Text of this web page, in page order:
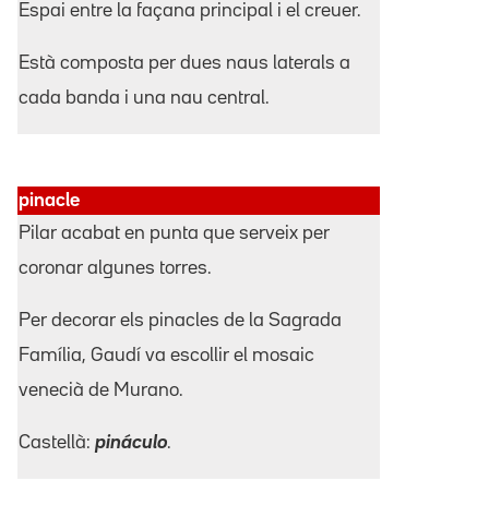
Espai entre la façana principal i el creuer.
Està composta per dues naus laterals a
cada banda i una nau central.
pinacle
Pilar acabat en punta que serveix per
coronar algunes torres.
Per decorar els pinacles de la Sagrada
Família, Gaudí va escollir el mosaic
venecià de Murano.
Castellà: pináculo.